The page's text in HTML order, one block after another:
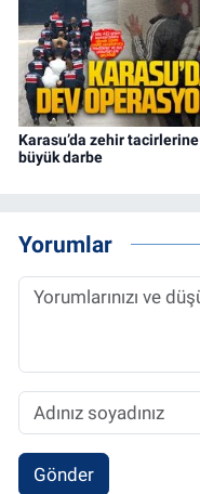
Karasu’da zehir tacirlerine
büyük darbe
Yorumlar
Gönder